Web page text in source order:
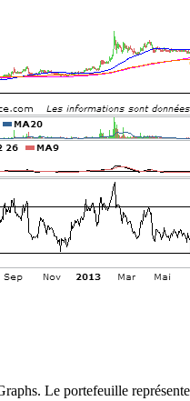
Le portefeuille